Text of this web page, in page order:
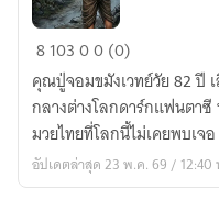
จอม
ขมัง
เวทย์
เกิด
ใหม่
ลุย
810300 (0)
คุณปู่จอมขมังเวทย์วัย 82 ปี
กลางต่างโลกดาร์กแฟนตา
มวยไทยที่โลกนี้ไม่เคยพบเจอ
อัปเดตล่าสุด 23 พ.ค. 69 / 12:40